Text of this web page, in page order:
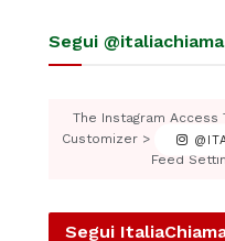
Segui
The Instagram
Customizer > JNews :
Feed
Segui